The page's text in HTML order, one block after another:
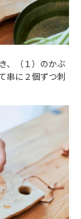
、（１）のかぶ
串に２個ずつ刺